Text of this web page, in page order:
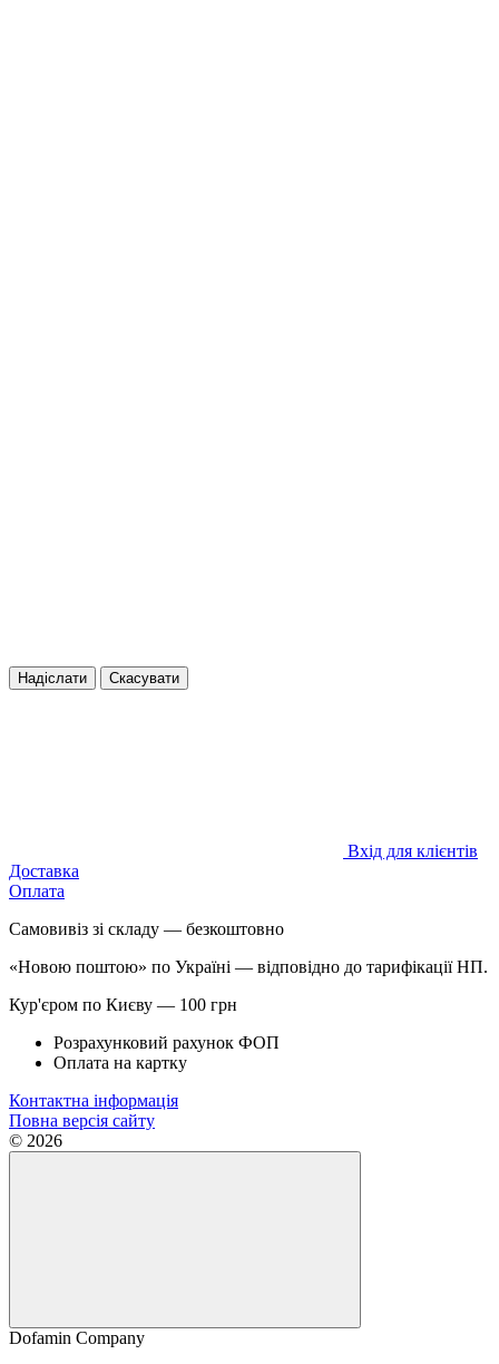
Надіслати Скасувати
Вхід для клієнтів
Доставка
Оплата
Самовивіз зі складу — безкоштовно
«Новою поштою» по Україні — відповідно до тарифікації НП.
Кур'єром по Києву — 100 грн
Розрахунковий рахунок ФОП
Оплата на картку
Контактна інформація
Повна версія сайту
© 2026
Dofamin Company